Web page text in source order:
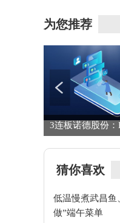
为您推荐
猜你喜欢
低温慢煮武昌鱼
做”端午菜单